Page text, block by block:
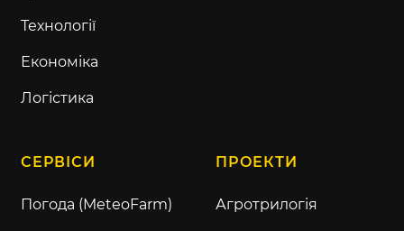
Технології
Економіка
Логістика
СЕРВІСИ
Погода (MeteoFarm)
ПРОЕКТИ
Агротрилогія